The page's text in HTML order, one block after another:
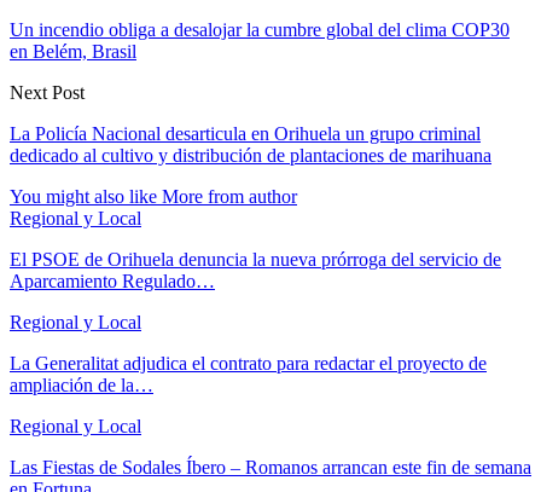
Un incendio obliga a desalojar la cumbre global del clima COP30
en Belém, Brasil
Next Post
La Policía Nacional desarticula en Orihuela un grupo criminal
dedicado al cultivo y distribución de plantaciones de marihuana
You might also like More from author
Regional y Local
El PSOE de Orihuela denuncia la nueva prórroga del servicio de
Aparcamiento Regulado…
Regional y Local
La Generalitat adjudica el contrato para redactar el proyecto de
ampliación de la…
Regional y Local
Las Fiestas de Sodales Íbero – Romanos arrancan este fin de semana